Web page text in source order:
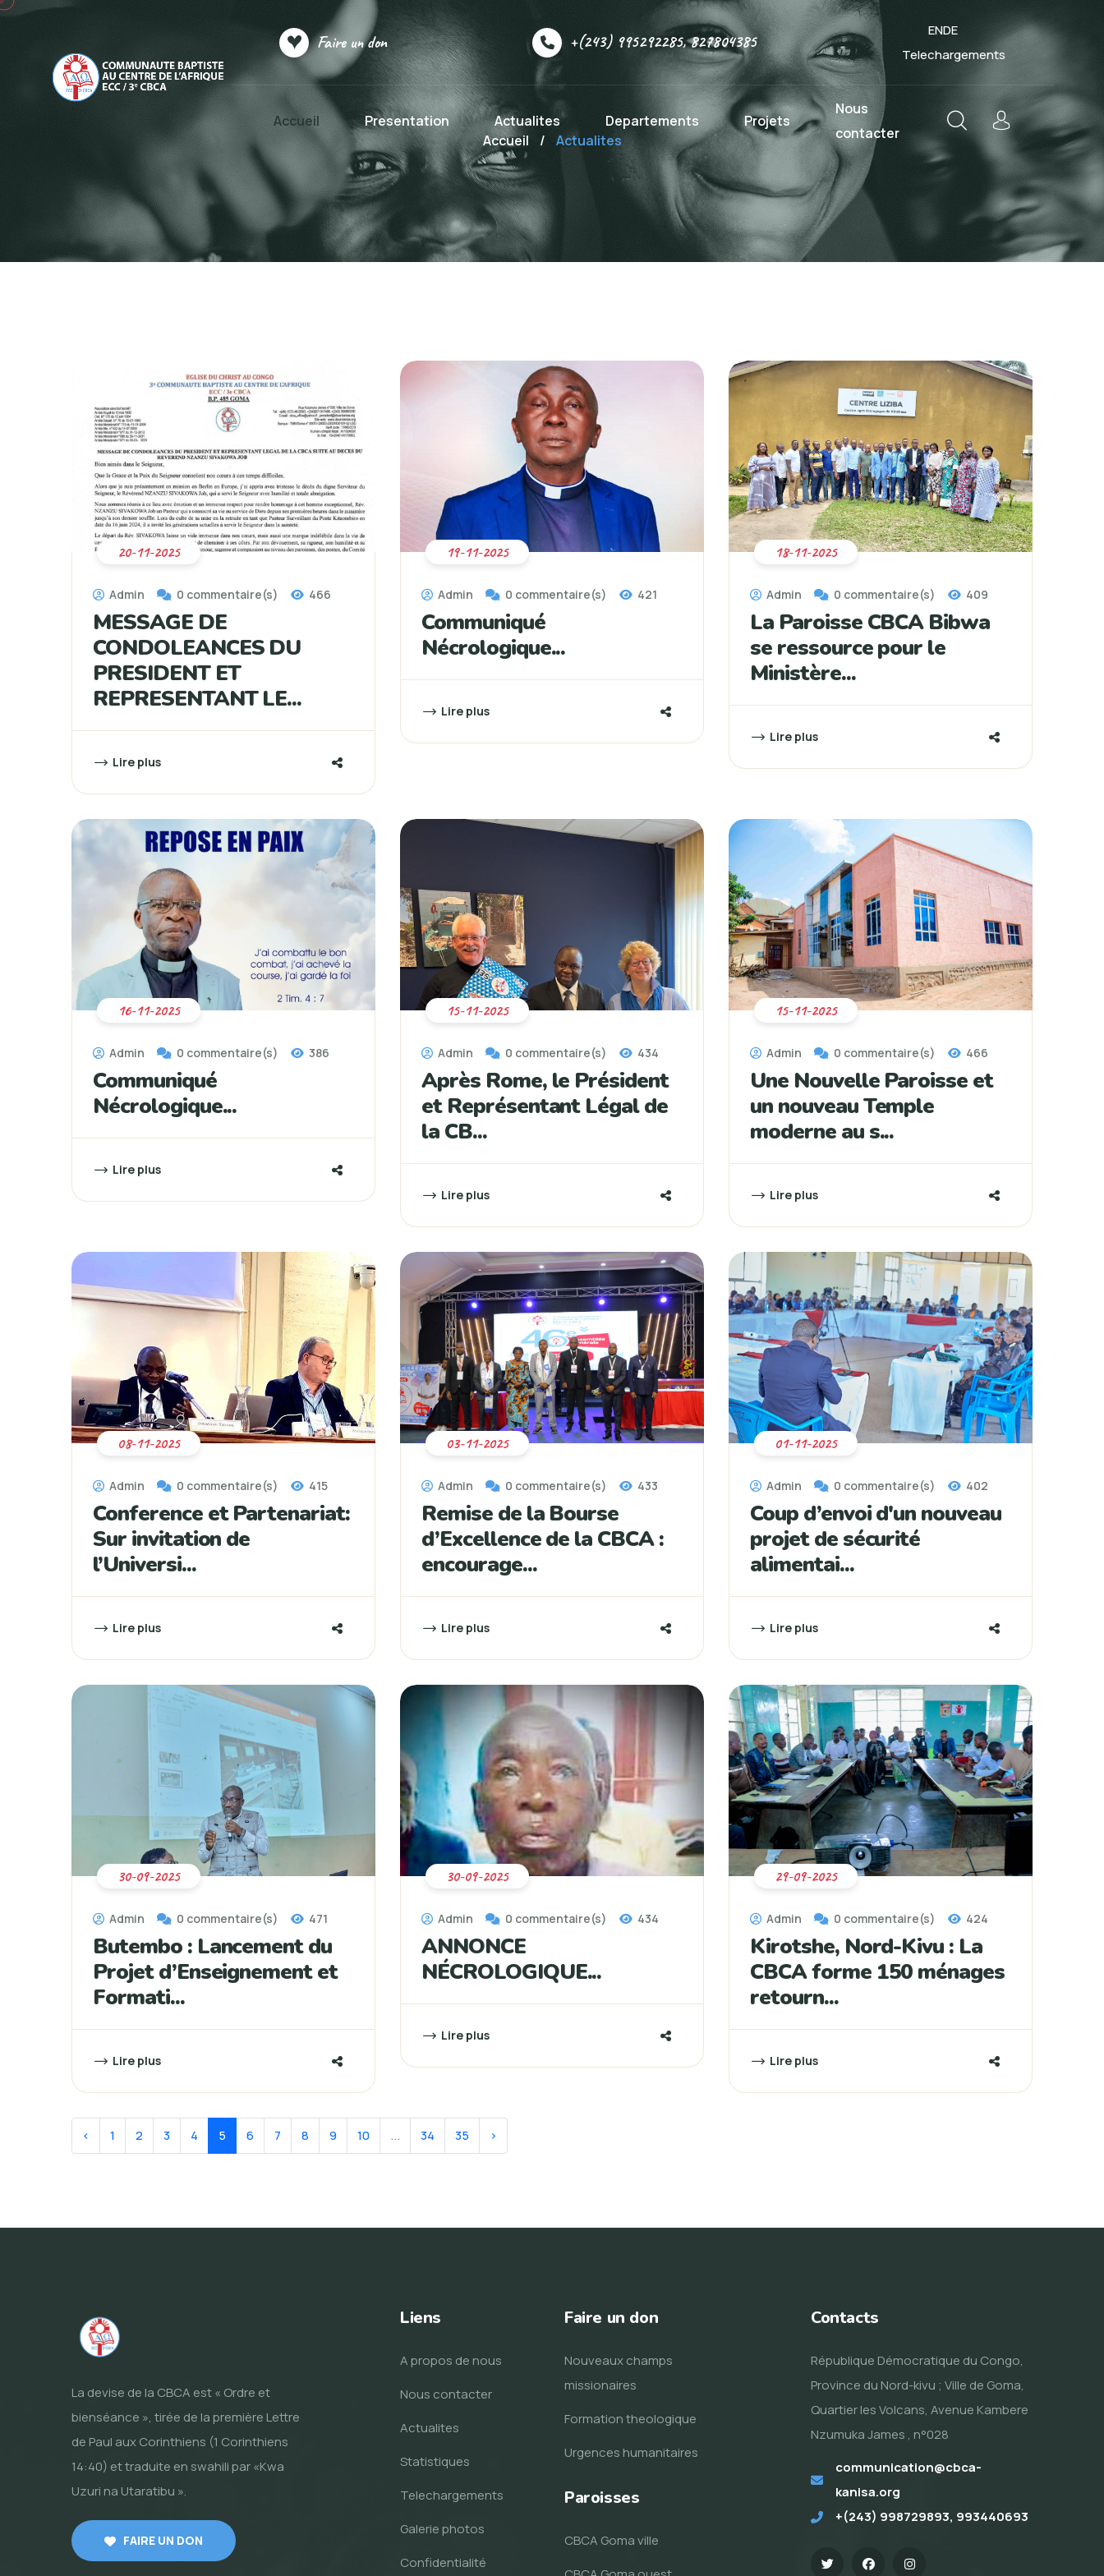
Faire un don +(243) 995292285, 827804385
ENDE
Telechargements
Accueil Presentation Actualites Departements Projets
Nous
contacter
Accueil / Actualites
Admin 0 commentaire(s) 466
MESSAGE DE
CONDOLEANCES DU
PRESIDENT ET
REPRESENTANT LE...
Lire plus
20-11-2025
Admin 0 commentaire(s) 421
Communiqué
Nécrologique...
Lire plus
19-11-2025
Admin 0 commentaire(s) 409
La Paroisse CBCA Bibwa
se ressource pour le
Ministère...
Lire plus
18-11-2025
Admin 0 commentaire(s) 386
Communiqué
Nécrologique...
Lire plus
16-11-2025
Admin 0 commentaire(s) 434
Après Rome, le Président
et Représentant Légal de
la CB...
Lire plus
15-11-2025
Admin 0 commentaire(s) 466
Une Nouvelle Paroisse et
un nouveau Temple
moderne au s...
Lire plus
15-11-2025
Admin 0 commentaire(s) 415
Conference et Partenariat:
Sur invitation de
l’Universi...
Lire plus
08-11-2025
Admin 0 commentaire(s) 433
Remise de la Bourse
d’Excellence de la CBCA :
encourage...
Lire plus
03-11-2025
Admin 0 commentaire(s) 402
Coup d’envoi d'un nouveau
projet de sécurité
alimentai...
Lire plus
01-11-2025
Admin 0 commentaire(s) 471
Butembo : Lancement du
Projet d’Enseignement et
Formati...
Lire plus
30-09-2025
Admin 0 commentaire(s) 434
ANNONCE
NÉCROLOGIQUE...
Lire plus
30-09-2025
Admin 0 commentaire(s) 424
Kirotshe, Nord-Kivu : La
CBCA forme 150 ménages
retourn...
Lire plus
29-09-2025
‹ 1 2 3 4 5 6 7 8 9 10 ... 34 35 ›
La devise de la CBCA est « Ordre et
bienséance », tirée de la première Lettre
de Paul aux Corinthiens (1 Corinthiens
14:40) et traduite en swahili par «Kwa
Uzuri na Utaratibu ».
FAIRE UN DON
Liens
A propos de nous
Nous contacter
Actualites
Statistiques
Telechargements
Galerie photos
Confidentialité
Faire un don
Nouveaux champs
missionaires
Formation theologique
Urgences humanitaires
Paroisses
CBCA Goma ville
Contacts
République Démocratique du Congo,
Province du Nord-kivu ; Ville de Goma,
Quartier les Volcans, Avenue Kambere
Nzumuka James , n°028
communication@cbca-
kanisa.org
+(243) 998729893, 993440693